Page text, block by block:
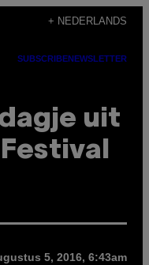
+ NEDERLANDS
SUBSCRIBENEWSLETTER
uit
5, 2016, 6:43am